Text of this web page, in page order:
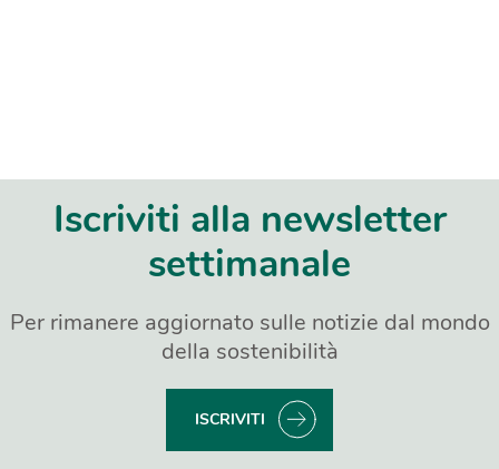
Iscriviti alla newsletter
settimanale
Per rimanere aggiornato sulle notizie dal mondo
della sostenibilità
ISCRIVITI